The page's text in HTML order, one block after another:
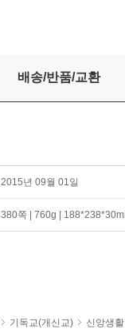
배송/반품/교환
2015년 09월 01일
380쪽 | 760g |
기독교(개신교) 신앙생활